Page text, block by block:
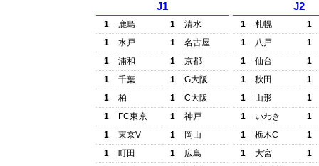
J1
1 鹿島 1
清水
1
水戸 1
名古屋
1
浦和 1
京都
1
千葉 1
G大阪
1
柏 1
C大阪
1
FC東京 1
神戸
1
東京V 1
岡山
1
町田 1
広島
J2
1 札幌
1
1
八戸
1
1
仙台
1
1
秋田
1
1
山形
1
1
いわき
1
1
栃木C
1
1
大宮
1